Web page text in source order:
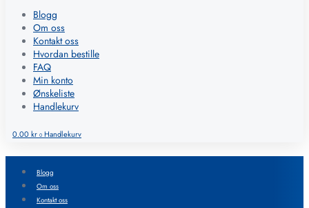
Blogg
Om oss
Kontakt oss
Hvordan bestille
FAQ
Min konto
Ønskeliste
Handlekurv
0.00kr 0 Handlekurv
Blogg
Om oss
Kontakt oss